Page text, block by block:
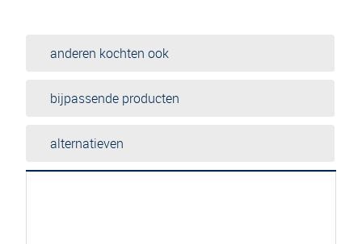
anderen kochten ook
bijpassende producten
alternatieven